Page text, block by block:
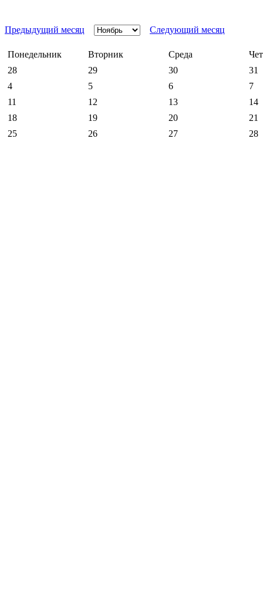
Предыдущий месяц Следующий месяц
Понедельник Вторник Среда
28
29 30
31
4
5 6
7
11
12 13
14
18
19 20
21
25
26 27 28